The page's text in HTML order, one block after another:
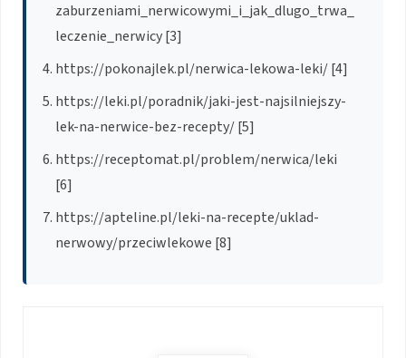
zaburzeniami_nerwicowymi_i_jak_dlugo_trwa_
leczenie_nerwicy [3]
https://pokonajlek.pl/nerwica-lekowa-leki/ [4]
https://leki.pl/poradnik/jaki-jest-najsilniejszy-
lek-na-nerwice-bez-recepty/ [5]
https://receptomat.pl/problem/nerwica/leki
[6]
https://apteline.pl/leki-na-recepte/uklad-
nerwowy/przeciwlekowe [8]